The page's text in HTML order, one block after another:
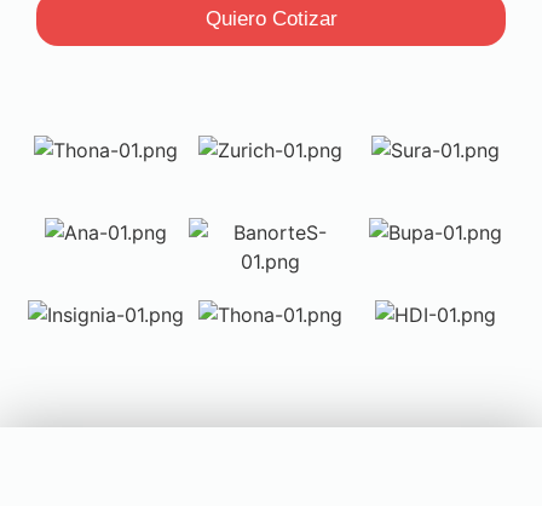
Quiero Cotizar